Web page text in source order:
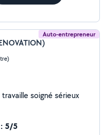
Auto-entrepreneur
soigné sérieux
5/5